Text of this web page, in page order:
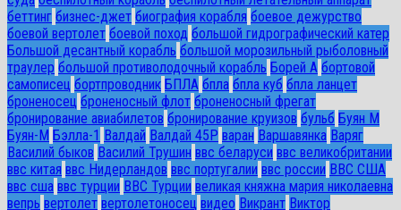
беттинг бизнес-джет биография корабля боевое дежурство
боевой вертолет боевой поход большой гидрографический катер
Большой десантный корабль большой морозильный рыболовный
траулер большой противолодочный корабль Борей А бортовой
самописец бортпроводник БПЛА бпла бпла куб бпла ланцет
броненосец броненосный флот броненосный фрегат
бронирование авиабилетов бронирование круизов бульб Буян М
Буян-М Бэлла-1 Валдай Валдай 45Р варан Варшавянка Варяг
Василий быков Василий Трушин ввс беларуси ввс великобритании
ввс китая ввс Нидерландов ввс португалии ввс россии ВВС США
ввс сша ввс турции ВВС Турции великая княжна мария николаевна
вепрь вертолет вертолетоносец видео Викрант Виктор